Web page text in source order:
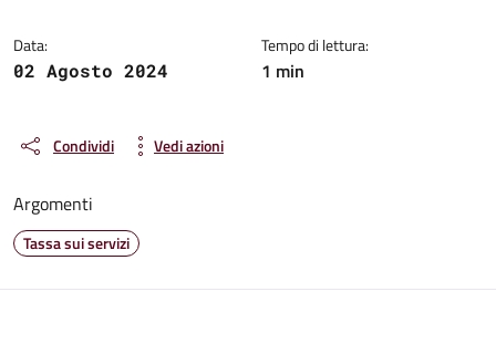
Data:
02 Agosto 2024
Tempo di lettura:
1 min
Condividi Vedi azioni
Argomenti
Tassa sui servizi